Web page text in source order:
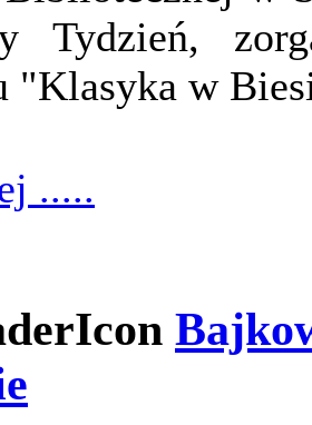
Tydzień,
"Klasyka w
.....